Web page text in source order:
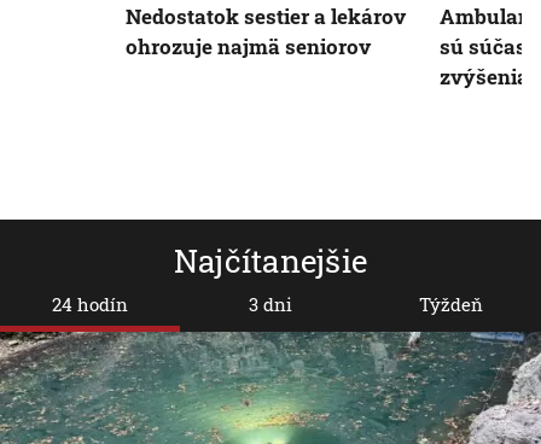
Najčítanejšie
24 hodín 3 dni Týždeň
Nedostatok sestier a lekárov
ohrozuje najmä seniorov
sú
zvýšenia